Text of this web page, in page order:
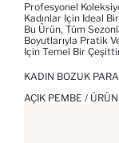
Profesyonel
Kadınlar Için Ideal
Bu Ürün, Tüm
Boyutlarıyla Pratik
Için Temel Bir
KADIN BOZUK
AÇIK PEMBE /